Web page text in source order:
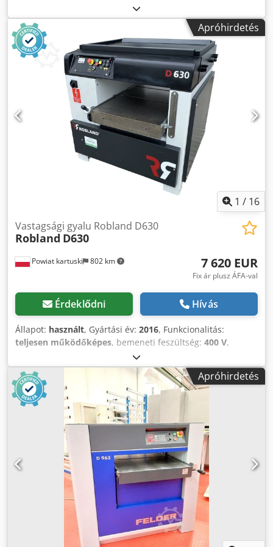
vastagolási magasság: 300 mm, 4 késhordozó tengely,
elektromos magasságállítás, fokozatmentesen
szabályozható előtolási sebesség, elektronikus
magasságkijelző digitális kijelzővel, Chedpfjzlwxfox Akwea
2 gumibevonatos kihúzóhenger, 5,5 kW-os motor fékkel, CE
megfelelőség, Ár: 5500.-
Apróhirdetés
1 / 16
Powiat kartuski 802 km
Vastagsági gyalu Robland D630
Robland D630
7 620 EUR
Fix ár plusz ÁFA-val
Érdeklődni Hívás
Állapot: használt, Gyártási év: 2016, Funkcionalitás:
teljesen működőképes, bemeneti feszültség: 400 V,
, bemeneti áram típusa:
háromfázisú, gyalulási szélesség:630 mm, szerszám
átmérő:
, kések száma: 4, működtetés típusa:
elektromos , fordulatszám (max.):5 200 ford/min
szélesség:
1 200 mm, teljes magasság: 1 300 mm
950 kg , Felszereltség:
dokumentáció /
, – gyártási év: 2016 – belga gyártás – DTR, CE
MŰSZAKI ADATOK: – gyalu szélesség: 630 mm – gyalu
magasság: 300 mm – motorteljesítmény: 7,5 kW – kések
száma: 4 db – tengely átmérő: 120 mm – fordulatszám:
5200 ford./perc – 2 görgő az asztalon – elektromos
magasságállítás – előtoló motor teljesítménye: 0,75 kW –
asztal magasságállító motor teljesítménye: 0,55 kW –
visszarúgásgátló sor – fogaskerekes vonótengely – két sima,
acél vonótengely – fokozatmentes előtolási sebesség
Apróhirdetés